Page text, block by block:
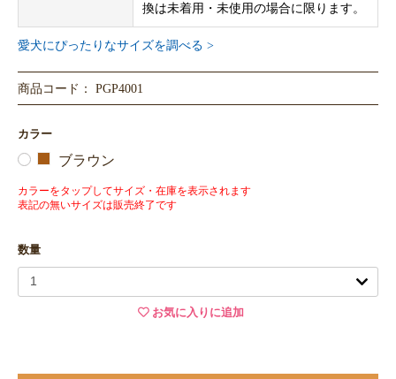
換は未着用・未使用の場合に限ります。
愛犬にぴったりなサイズを調べる >
商品コード： PGP4001
カラー
ブラウン
カラーをタップしてサイズ・在庫を表示されます
表記の無いサイズは販売終了です
数量
お気に入りに追加